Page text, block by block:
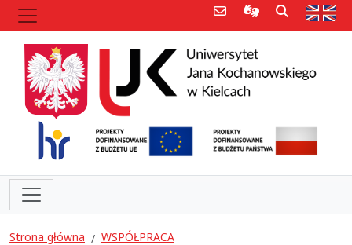
Poczta e-mailInformacje dla
Szukaj
Strona główna
WSPÓŁPRACA